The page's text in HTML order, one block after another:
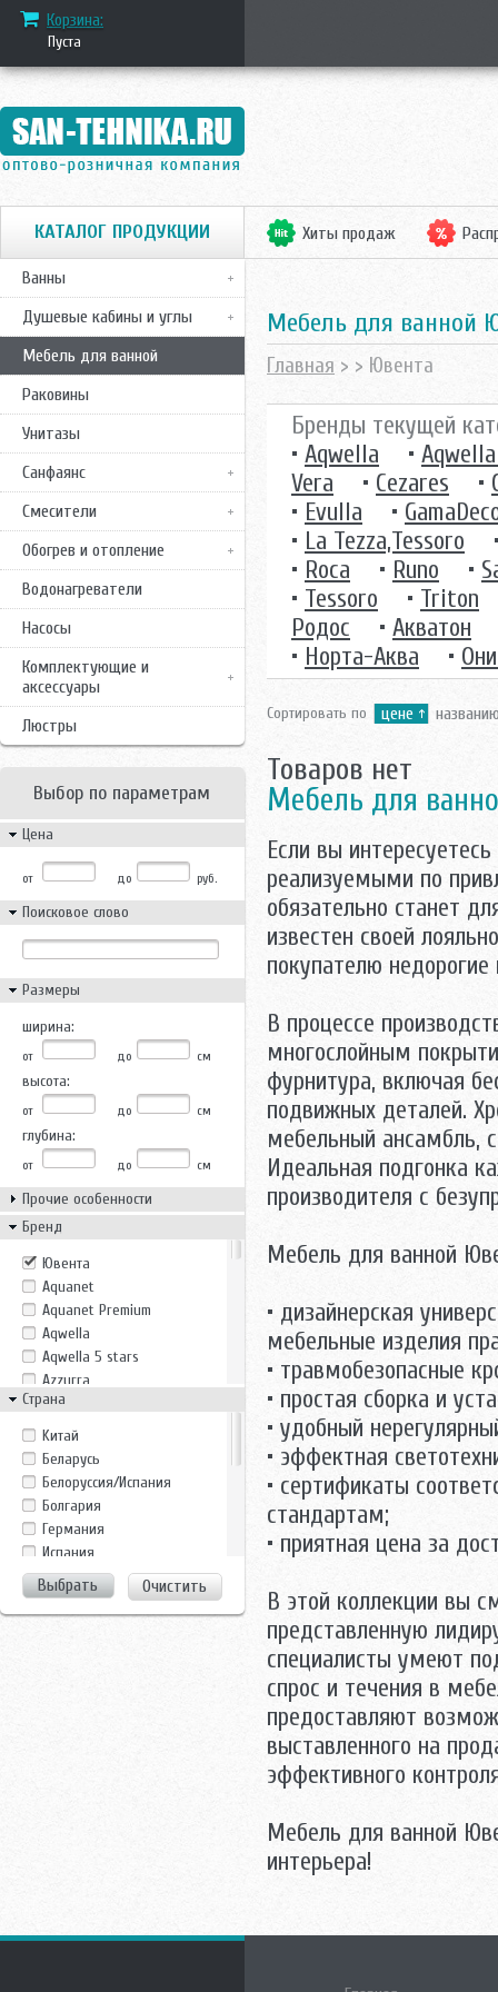
Корзина:
Пуста
КАТАЛОГ ПРОДУКЦИИ
Ванны
Душевые кабины и углы
Мебель для ванной
Раковины
Унитазы
Санфаянс
Смесители
Обогрев и отопление
Водонагреватели
Насосы
Комплектующие и
аксессуары
Люстры
Выбор по параметрам
Цена
от до руб.
Поисковое слово
Размеры
ширина:
от до см
высота:
от до см
глубина:
от до см
Прочие особенности
Бренд
Ювента
Aquanet
Aquanet Premium
Aqwella
Aqwella 5 stars
Azzurra
Belux
Bricklaer
Casa Vera
Cezares
Clarberg
Dreja
Duravit
Evulla
GamaDecor
Santek
Страна
Kитай
Беларусь
Белоруссия/Испания
Болгария
Германия
Испания
Италия
Китай
Росcия
Очистить
Хиты продаж
Mебель для ванной
Главная > > Ювента
Бренды текущей
• Aqwella •
Vera
• Cezares •
• Evulla •
• La Tezza,Tessoro
• Roca • Runo •
• Tessoro • Triton
Родос
• Акватон
• Норта-Аква •
Сортировать по цене
Товаров нет
Мебель для
Если вы
реализуемыми по
обязательно станет
известен своей
покупателю
В процессе
многослойным
фурнитура, включая
подвижных деталей.
мебельный ансамбль,
Идеальная подгонка
производителя с
Мебель для ванной
• дизайнерская
мебельные изделия
• травмобезопасные
• простая сборка и
• удобный
• эффектная
• сертификаты
стандартам;
• приятная цена за
В этой коллекции вы
представленную
специалисты умеют
спрос и течения в
предоставляют
выставленного на
эффективного
Мебель для ванной
интерьера!